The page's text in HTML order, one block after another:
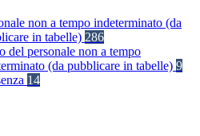
non a tempo indeterminato (da
in tabelle) 286
del personale non a tempo
(da pubblicare in tabelle) 9
14